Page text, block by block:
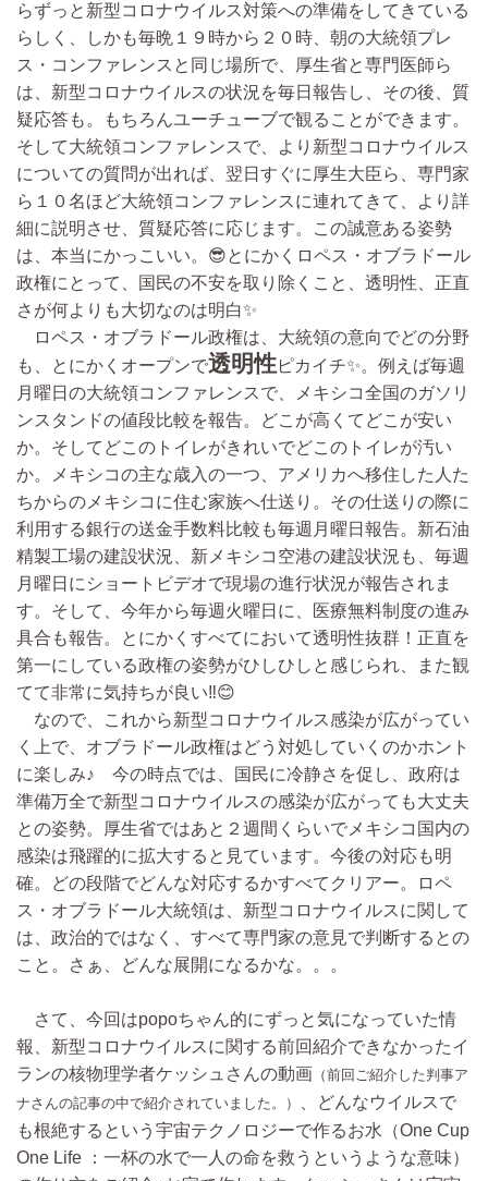
らずっと新型コロナウイルス対策への準備をしてきている
らしく、しかも毎晩１９時から２０時、朝の大統領プレ
ス・コンファレンスと同じ場所で、厚生省と専門医師ら
は、新型コロナウイルスの状況を毎日報告し、その後、質
疑応答も。もちろんユーチューブで観ることができます。
そして大統領コンファレンスで、より新型コロナウイルス
についての質問が出れば、翌日すぐに厚生大臣ら、専門家
ら１０名ほど大統領コンファレンスに連れてきて、より詳
細に説明させ、質疑応答に応じます。この誠意ある姿勢
は、本当にかっこいい。😎とにかくロペス・オブラドール
政権にとって、国民の不安を取り除くこと、透明性、正直
さが何よりも大切なのは明白✨
ロペス・オブラドール政権は、大統領の意向でどの分野
も、とにかくオープンで透明性ピカイチ✨。例えば毎週
月曜日の大統領コンファレンスで、メキシコ全国のガソリ
ンスタンドの値段比較を報告。どこが高くてどこが安い
か。そしてどこのトイレがきれいでどこのトイレが汚い
か。メキシコの主な歳入の一つ、アメリカへ移住した人た
ちからのメキシコに住む家族へ仕送り。その仕送りの際に
利用する銀行の送金手数料比較も毎週月曜日報告。新石油
精製工場の建設状況、新メキシコ空港の建設状況も、毎週
月曜日にショートビデオで現場の進行状況が報告されま
す。そして、今年から毎週火曜日に、医療無料制度の進み
具合も報告。とにかくすべてにおいて透明性抜群！正直を
第一にしている政権の姿勢がひしひしと感じられ、また観
てて非常に気持ちが良い‼️😊
なので、これから新型コロナウイルス感染が広がってい
く上で、オブラドール政権はどう対処していくのかホント
に楽しみ♪ 今の時点では、国民に冷静さを促し、政府は
準備万全で新型コロナウイルスの感染が広がっても大丈夫
との姿勢。厚生省ではあと２週間くらいでメキシコ国内の
感染は飛躍的に拡大すると見ています。今後の対応も明
確。どの段階でどんな対応するかすべてクリアー。ロペ
ス・オブラドール大統領は、新型コロナウイルスに関して
は、政治的ではなく、すべて専門家の意見で判断するとの
こと。さぁ、どんな展開になるかな。。。
さて、今回はpopoちゃん的にずっと気になっていた情
報、新型コロナウイルスに関する前回紹介できなかったイ
ランの核物理学者ケッシュさんの動画 （前回ご紹介した判事ア
ナさんの記事の中で紹介されていました。）
、どんなウイルスで
も根絶するという宇宙テクノロジーで作るお水（One Cup
One Life ：一杯の水で一人の命を救うというような意味）